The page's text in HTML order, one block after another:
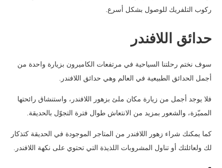
ركوب التلفريك للوصول بشكل أسرع.
حدائق اللافندر
سوف نختم رحلتنا السياحية في مرتفعات الكاميرون بزيارة واحدة من
أجمل الحدائق الطبيعية في العالم وهي حدائق اللافندر.
فلا يوجد أجمل من زيارة مكان ملئ بزهور اللافندر، واستنشاق رائحتها
المميّزة، والشعور بمزيد من الانتعاش طوال فترة التجوّل بالحديقة.
كما يمكنك شراء زهور اللافندر من المتاجر الموجودة في الحديقة كتذكار
لك ولعائلتك أو تناول المشروبات اللذيذة التي تحتوي على نكهة اللافندر.